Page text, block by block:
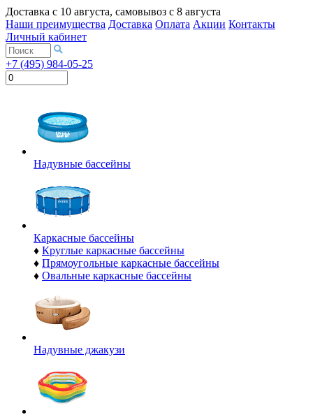
Доставка с 10 августа, самовывоз с 8 августа
Наши преимущества Доставка Оплата Акции Контакты
Личный кабинет
+7 (495) 984-05-25
Надувные бассейны
Каркасные бассейны
♦ Круглые каркасные бассейны
♦ Прямоугольные каркасные бассейны
♦ Овальные каркасные бассейны
Надувные джакузи